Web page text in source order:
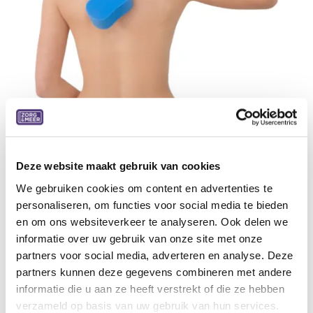
Deze website maakt gebruik van cookies
We gebruiken cookies om content en advertenties te
personaliseren, om functies voor social media te bieden
en om ons websiteverkeer te analyseren. Ook delen we
informatie over uw gebruik van onze site met onze
partners voor social media, adverteren en analyse. Deze
partners kunnen deze gegevens combineren met andere
informatie die u aan ze heeft verstrekt of die ze hebben
verzameld op basis van uw gebruik van hun services.
Lange badspons gevormd model.
Specificaties:
Lengte 56 cm
8,89€
Aan winkelmandje toevoegen